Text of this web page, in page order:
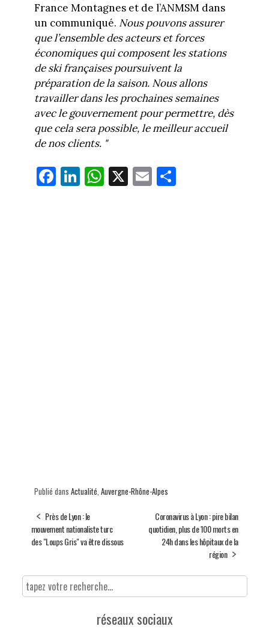
France Montagnes et de l’ANMSM dans
un communiqué. Nous pouvons assurer
que l’ensemble des acteurs et forces
économiques qui composent les stations
de ski françaises poursuivent la
préparation de la saison. Nous allons
travailler dans les prochaines semaines
avec le gouvernement pour permettre, dès
que cela sera possible, le meilleur accueil
de nos clients. "
Fa
ce
Li
nk
W
ha
X E
m
Pa
Publié dans Actualité, Auvergne-Rhône-Alpes
Près de Lyon : le
mouvement nationaliste turc
des "Loups Gris" va être dissous
Coronavirus à Lyon : pire bilan
quotidien, plus de 100 morts en
24h dans les hôpitaux de la
région
réseaux sociaux